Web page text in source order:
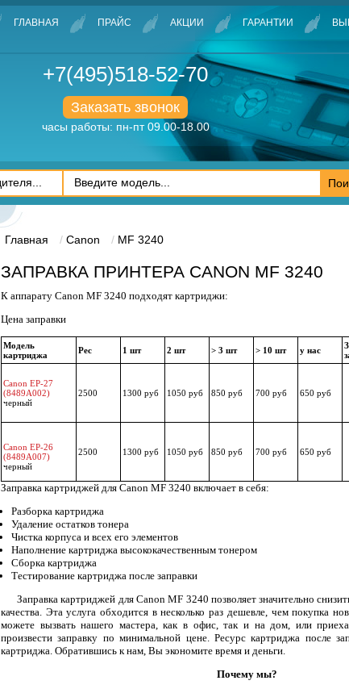
ГЛАВНАЯ ПРАЙС АКЦИИ ГАРАНТИИ
+7(495)518-52-70
Заказать звонок
часы работы: пн-пт 09.00-18.00
Главная Canon MF 3240
ЗАПРАВКА ПРИНТЕРА CANON MF 3240
К аппарату Canon MF 3240 подходят картриджи:
Цена заправки
Модель
картриджа
Рес 1 шт 2 шт > 3 шт > 10 шт у нас
Canon EP-27
(8489A002)
черный
2500 1300 руб 1050 руб 850 руб 700 руб 650 руб
Canon EP-26
(8489A007)
черный
2500 1300 руб 1050 руб 850 руб 700 руб 650 руб
Заправка картриджей для Canon MF 3240 включает в себя:
Разборка картриджа
Удаление остатков тонера
Чистка корпуса и всех его элементов
Наполнение картриджа высококачественным тонером
Сборка картриджа
Тестирование картриджа после заправки
Заправка картриджей для Canon MF 3240 позволяет значительно
качества. Эта услуга обходится в несколько раз дешевле, чем покупка
можете вызвать нашего мастера, как в офис, так и на дом, или
произвести заправку по минимальной цене. Ресурс картриджа после
картриджа. Обратившись к нам, Вы экономите время и деньги.
Почему мы?